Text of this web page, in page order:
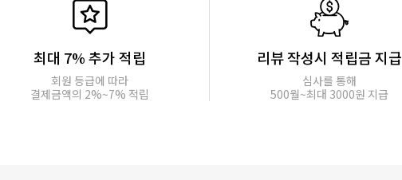
최대 7% 추가 적립
회원 등급에 따라
결제금액의 2%~7% 적립
리뷰 작성시 적립금 지급
심사를 통해
500월~최대 3000원 지급